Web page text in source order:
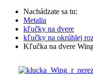
Nachádzate sa tu:
Metalia
kľučky na dvere
kľučky na okrúhlej
Kľučka na dvere